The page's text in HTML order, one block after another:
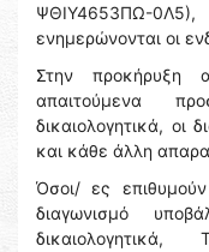
ΨΘΙΥ4653ΠΩ-
ενημερώνονται οι
Στην προκήρυξη
απαιτούμενα
δικαιολογητικά, οι
και κάθε άλλη
Όσοι/ ες
διαγωνισμό